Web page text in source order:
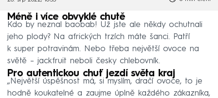
Méně i více obvyklé chutě
Kdo by neznal baobab! Už jste ale někdy ochutnali
jeho plody? Na afrických trzích máte šanci. Patří
k super potravinám. Nebo třeba největší ovoce na
světě – jackfruit neboli česky chlebovník.
Pro autentickou chuť jezdí světa kraj
„Největší úspěšnost má, si myslím, dračí ovoce, to je
hodně koukatelné a zaujme úplně každého zákazníka,